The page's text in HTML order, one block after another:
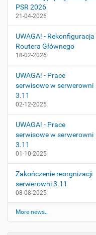
PSR 2026
21-04-2026
UWAGA! - Rekonfiguracja
Routera Głównego
18-02-2026
UWAGA! - Prace
serwisowe w serwerowni
3.11
02-12-2025
UWAGA! - Prace
serwisowe w serwerowni
3.11
01-10-2025
Zakończenie reorgnizacji
serwerowni 3.11
08-08-2025
More news…